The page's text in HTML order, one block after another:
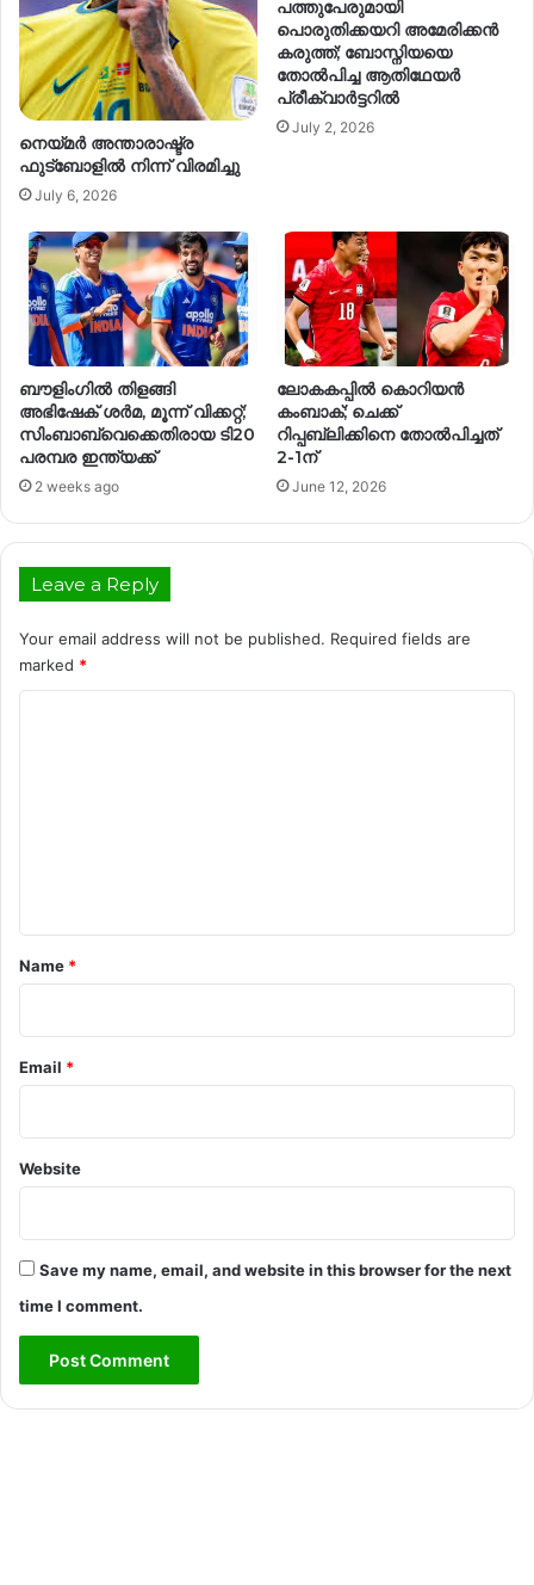
നെയ്മര്‍ അന്താരാഷ്ട്ര
ഫുട്‌ബോളില്‍ നിന്ന് വിരമിച്ചു
July 6, 2026
പത്തുപേരുമായി
പൊരുതിക്കയറി അമേരിക്കൻ
കരുത്ത്; ബോസ്നിയയെ
തോൽപിച്ച ആതിഥേയർ
പ്രീക്വാർട്ടറിൽ
July 2, 2026
ബൗളിംഗില്‍ തിളങ്ങി
അഭിഷേക് ശര്‍മ, മൂന്ന് വിക്കറ്റ്;
സിംബാബ്‌വെക്കെതിരായ ടി20
പരമ്പര ഇന്ത്യക്ക്
2 weeks ago
ലോകകപ്പിൽ കൊറിയൻ
കംബാക്; ചെക്ക്
റിപ്പബ്ലിക്കിനെ തോൽപിച്ചത്
2-1ന്
June 12, 2026
Leave a Reply
Your email address will not be published. Required fields are
marked *
*
Name *
Email *
Website
Save my name, email, and website in this browser for the next
time I comment.